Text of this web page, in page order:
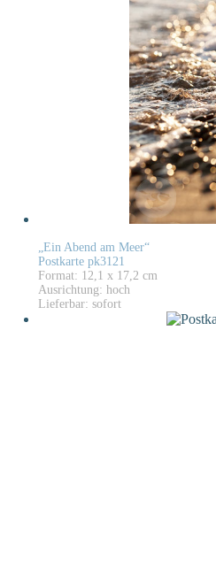
„Ein Abend am Meer“
Postkarte pk3121
Format: 12,1 x 17,2 cm
Ausrichtung: hoch
Lieferbar: sofort